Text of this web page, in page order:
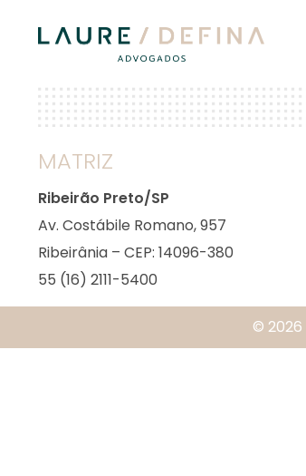
MATRIZ
Ribeirão Preto/SP
Av. Costábile Romano, 957
Ribeirânia – CEP: 14096-380
55 (16) 2111-5400
© 2026